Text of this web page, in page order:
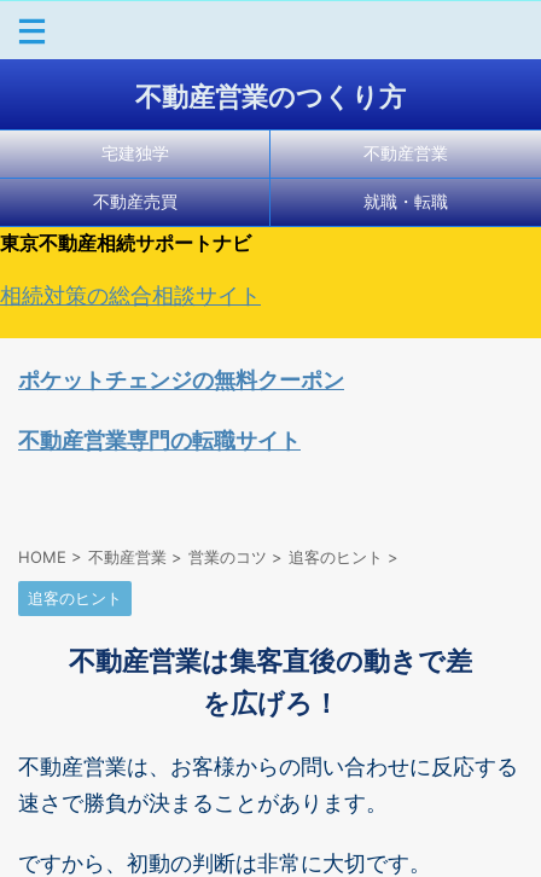
不動産営業のつくり方
宅建独学 不動産営業
不動産売買 就職・転職
東京不動産相続サポートナビ
相続対策の総合相談サイト
ポケットチェンジの無料クーポン
不動産営業専門の転職サイト
HOME > 不動産営業 > 営業のコツ > 追客のヒント >
追客のヒント
不動産営業は集客直後の動きで差
を広げろ！
不動産営業は、お客様からの問い合わせに反応する
速さで勝負が決まることがあります。
ですから、初動の判断は非常に大切です。